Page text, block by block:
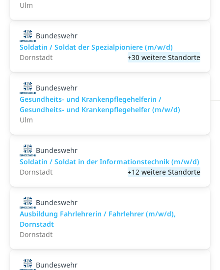
Ulm
Bundeswehr
Soldatin / Soldat der Spezialpioniere (m/w/d)
Dornstadt
+30 weitere Standorte
Bundeswehr
Gesundheits- und Krankenpflegehelferin /
Gesundheits- und Krankenpflegehelfer (m/w/d)
Ulm
Bundeswehr
Soldatin / Soldat in der Infor­mations­technik (m/w/d)
Dornstadt
+12 weitere Standorte
Bundeswehr
Ausbildung Fahrlehrerin / Fahrlehrer (m/w/d),
Dornstadt
Dornstadt
Bundeswehr